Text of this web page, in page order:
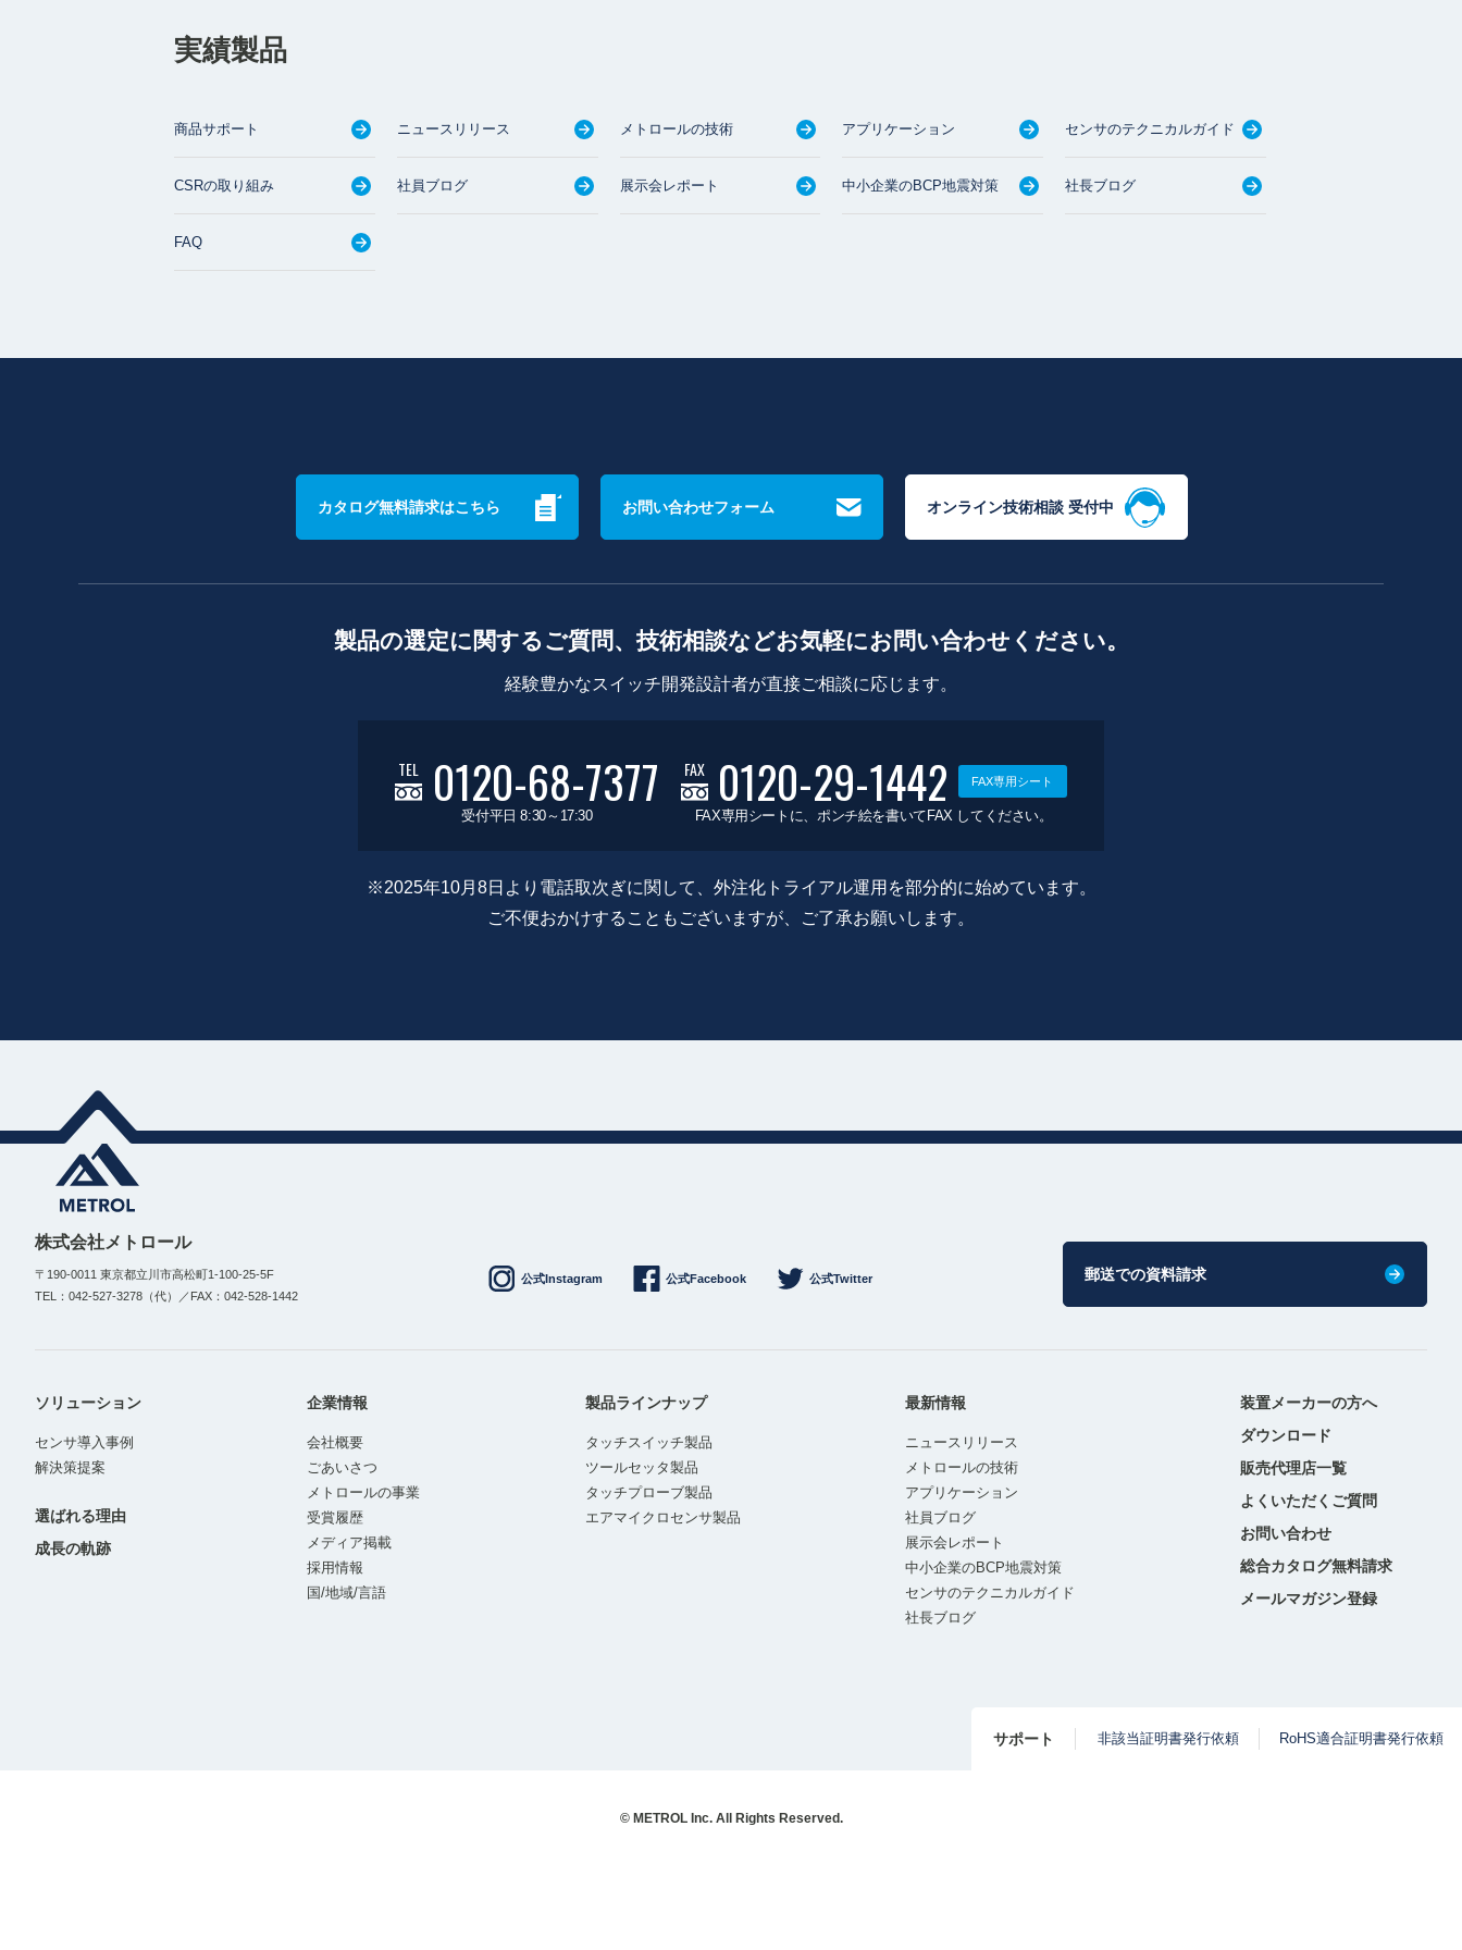
実績製品
商品サポート ニュースリリース メトロールの技術 アプリケーション センサのテクニカルガイド
CSRの取り組み 社員ブログ 展示会レポート 中小企業のBCP地震対策 社長ブログ
FAQ
カタログ無料請求はこちら お問い合わせフォーム オンライン技術相談 受付中
製品の選定に関するご質問、技術相談などお気軽にお問い合わせください。
経験豊かなスイッチ開発設計者が直接ご相談に応じます。
TEL 0120-68-7377
受付平日 8:30～17:30
FAX 0120-29-1442 FAX専用シート
FAX専用シートに、ポンチ絵を書いてFAX してください。
※2025年10月8日より電話取次ぎに関して、外注化トライアル運用を部分的に始めています。
ご不便おかけすることもございますが、ご了承お願いします。
株式会社メトロール
〒190-0011 東京都立川市高松町1-100-25-5F
TEL：042-527-3278（代）／FAX：042-528-1442
公式Instagram 公式Facebook 公式Twitter 郵送での資料請求
ソリューション
センサ導入事例
解決策提案
選ばれる理由
成長の軌跡
企業情報
会社概要
ごあいさつ
メトロールの事業
受賞履歴
メディア掲載
採用情報
国/地域/言語
製品ラインナップ
タッチスイッチ製品
ツールセッタ製品
タッチプローブ製品
エアマイクロセンサ製品
最新情報
ニュースリリース
メトロールの技術
アプリケーション
社員ブログ
展示会レポート
中小企業のBCP地震対策
センサのテクニカルガイド
社長ブログ
装置メーカーの方へ
ダウンロード
販売代理店一覧
よくいただくご質問
お問い合わせ
総合カタログ無料請求
メールマガジン登録
サポート 非該当証明書発行依頼 RoHS適合証明書発行依頼
© METROL Inc. All Rights Reserved.